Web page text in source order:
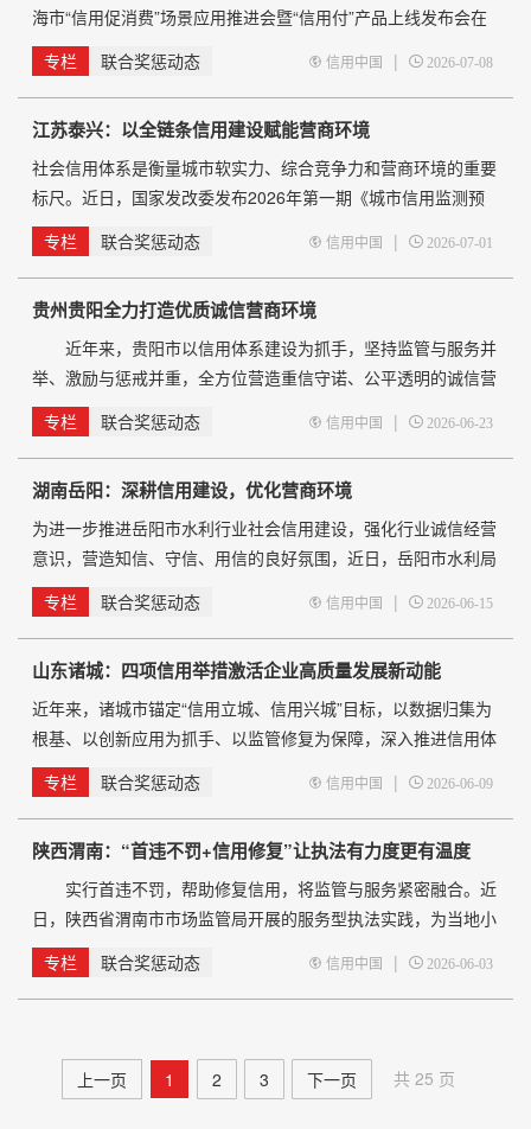
依
海市“信用促消费”场景应用推进会暨“信用付”产品上线发布会在
威海举行。会议由威海市发展和改革委员会、中国人民银行威海
市分行联合举办，围绕“信用+消费”“信用+支付”“信用+民生”等应
用建设
专栏 联合奖惩动态 信用中国 | 2026-07-08
江苏泰兴：以全链条信用建设赋能营商环境
社会信用体系是衡量城市软实力、综合竞争力和营商环境的重要
标尺。近日，国家发改委发布2026年第一期《城市信用监测预
警指标》（1-3月合并）测评结果，泰兴市获评最高信用等级
“好”，是泰州地区唯一获此评级的县级市。亮眼成绩的背后，是
泰兴久久为功推进信用体系建设，以信用赋能发展、以诚信惠及
市场主体的扎实实践。 厚植信用根基，锚定目标系统布局
泰兴获评城市信用最高等级
专栏 联合奖惩动态 信用中国 | 2026-07-01
贵州贵阳全力打造优质诚信营商环境
近年来，贵阳市以信用体系建设为抓手，坚持监管与服务并
举、激励与惩戒并重，全方位营造重信守诺、公平透明的诚信营
商环境，取得了显著成效。 “扫码提交诉求，问题当天就得
到解决，诚信高效的服务让我们经营更安心。”近日，在贵阳综
合保税区，一家企业负责人通过园区诉求二维码反馈生产难题
后，很快得到处置，这是贵阳优化诚信营商环境的生动一幕。
近年来，贵阳不断优化政务服务，深化&
专栏 联合奖惩动态 信用中国 | 2026-06-23
湖南岳阳：深耕信用建设，优化营商环境
为进一步推进岳阳市水利行业社会信用建设，强化行业诚信经营
意识，营造知信、守信、用信的良好氛围，近日，岳阳市水利局
开展了“信用记录关爱日”主题系列宣传活动。 6月9日，局机
关一支部组织召开了支部党员大会暨主题党课活动，会上对《湖
南省社会信用条例》的立法背景、实施意义等内容进行宣讲解
读，引导全体党员强化诚信意识，推动诚信精神融入日常工作。
6月10日，岳阳市水利局
专栏 联合奖惩动态 信用中国 | 2026-06-15
山东诸城：四项信用举措激活企业高质量发展新动能
近年来，诸城市锚定“信用立城、信用兴城”目标，以数据归集为
根基、以创新应用为抓手、以监管修复为保障，深入推进信用体
系建设，持续擦亮“信用诸城”品牌，为全市企业高质量发展注入
强劲信用动能。 一是筑牢数据底座，织密信用信息“一张
网”。诸城市坚持数据先行，依托市公共信用信息平台，打通市
场监管、税务、环保、公安等5
专栏 联合奖惩动态 信用中国 | 2026-06-09
陕西渭南：“首违不罚+信用修复”让执法有力度更有温度
实行首违不罚，帮助修复信用，将监管与服务紧密融合。近
日，陕西省渭南市市场监管局开展的服务型执法实践，为当地小
微经营主体发展营造了宽严相济、规范透明的良好营商环境。
渭南市高新区个体经营者刘女士近日来到渭南市市场监管局
高新分局良田市场监管所，她计划重开餐饮店维系家庭生计，发
行政处罚，影响后续正常经营。 经核实，刘女士于2021年1
专栏 联合奖惩动态 信用中国 | 2026-06-03
上一页 1 2 3 下一页 共 25 页